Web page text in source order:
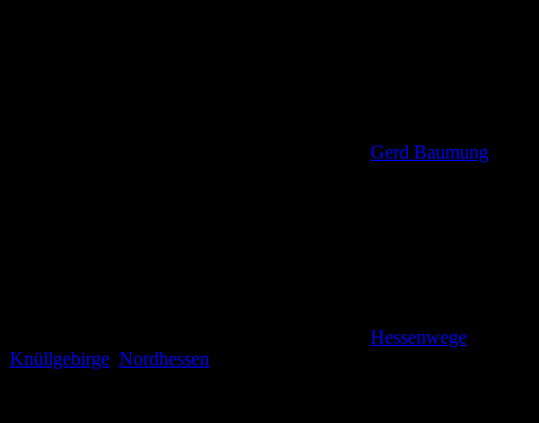
Gerd Baumung
Hessenwege
Knüllgebirge Nordhessen